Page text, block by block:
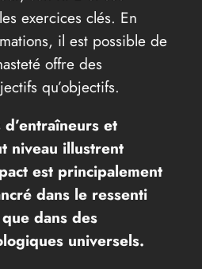
exercices clés. En
il est possible de
offre des
qu’objectifs.
et
niveau illustrent
est principalement
dans le ressenti
dans des
universels.